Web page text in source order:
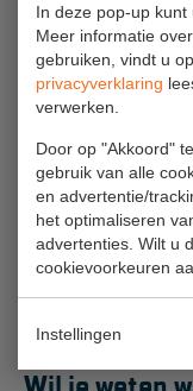
In deze pop-up kunt
Meer informatie
gebruiken, vindt u
privacyverklaring
verwerken.
Door op "Akkoord"
gebruik van alle
en advertentie/
het optimaliseren
advertenties. Wilt u
cookievoorkeuren
Instellingen
Roostervloeren
Versmalde basis
Stabilisatoren
Centraal
De vaste